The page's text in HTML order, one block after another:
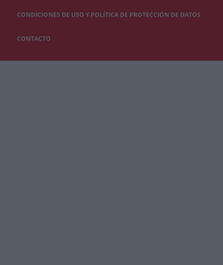
CONDICIONES DE USO Y POLÍTICA DE PROTECCIÓN DE DATOS
CONTACTO